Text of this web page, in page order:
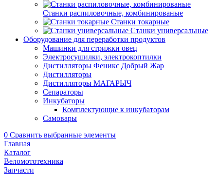
Станки распиловочные, комбинированые
Станки токарные
Станки универсальные
Оборудование для переработки продуктов
Машинки для стрижки овец
Электросушилки, электрокоптилки
Дистилляторы Феникс Добрый Жар
Дистилляторы
Дистилляторы МАГАРЫЧ
Сепараторы
Инкубаторы
Комплектующие к инкубаторам
Самовары
0 Сравнить выбранные элементы
Главная
Каталог
Веломототехника
Запчасти